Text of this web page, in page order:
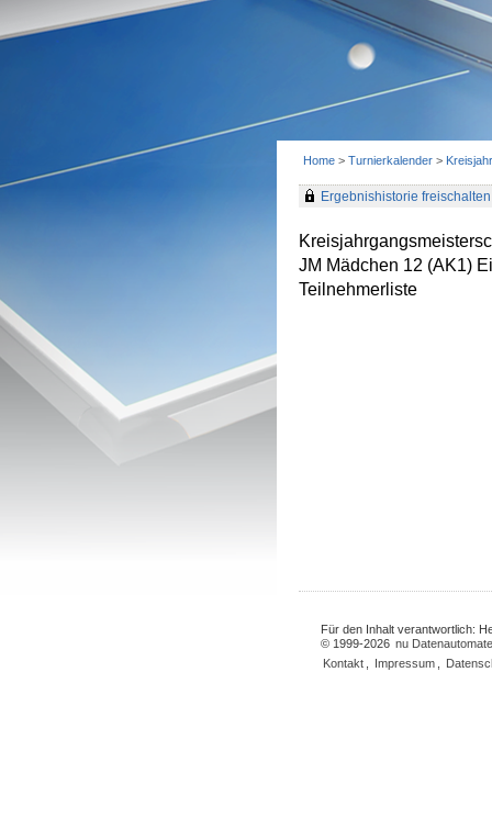
Home > Turnierkalender >
Ergebnishistorie freischalten
JM Mädchen 12 (AK1)
Teilnehmerliste
Für den Inhalt verantwortlich:
© 1999-2026 nu
Kontakt
Impressum